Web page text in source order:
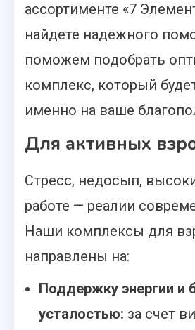
ассортименте «7
найдете надежного
поможем подобрать
комплекс, который
именно на ваше
Для активных
Стресс, недосып,
работе — реалии
Наши комплексы для
направлены на:
Поддержку энергии и
усталостью: за счет